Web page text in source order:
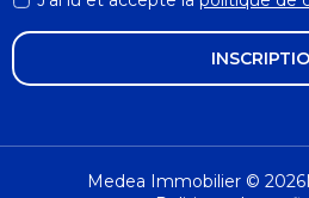
Medea Immobilier © 2026